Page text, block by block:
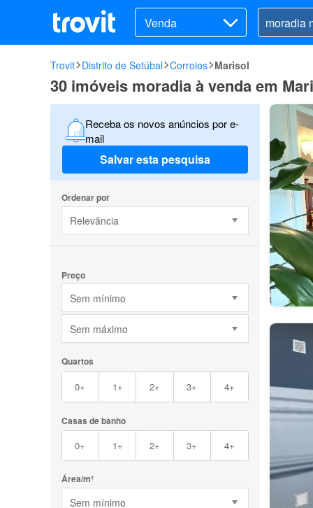
Venda
Trovit Distrito de Setúbal Corroios Marisol
30 imóveis moradia à venda em
Receba os novos anúncios por e-
mail
Salvar esta pesquisa
Ordenar por
Relevância
Preço
Sem mínimo
Sem máximo
Quartos
0+ 1+ 2+ 3+ 4+
Casas de banho
0+ 1+ 2+ 3+ 4+
Área/m²
Sem mínimo